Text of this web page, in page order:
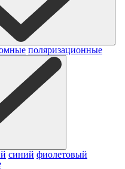
поляризационные
синий фиолетовый